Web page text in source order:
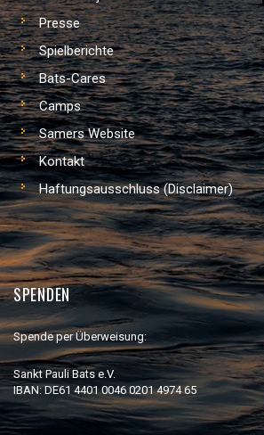
Presse
Spielberichte
Bats-Cares
Camps
Samers Website
Kontakt
Haftungsausschluss (Disclaimer)
SPENDEN
Spende per Überweisung:
Sankt Pauli Bats e.V.
IBAN: DE61 4401 0046 0201 4974 65